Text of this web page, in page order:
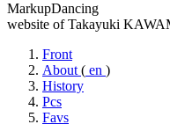
MarkupDancing
website of Takayuki
Front
About ( en )
History
Pcs
Favs